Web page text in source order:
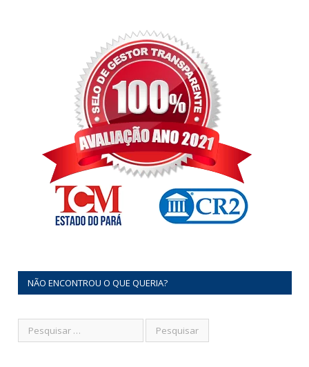
NÃO ENCONTROU O QUE QUERIA?